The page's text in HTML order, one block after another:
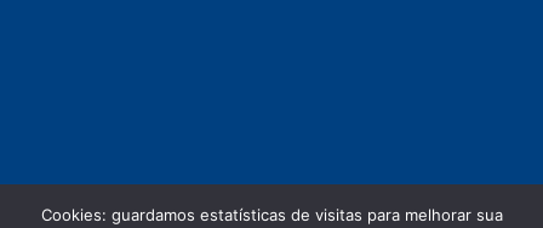
Cookies: guardamos estatísticas de visitas para melhorar sua